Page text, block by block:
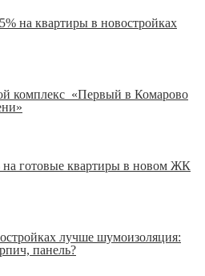
на квартиры в новостройках
комплекс «Первый в Комарово
на готовые квартиры в новом ЖК
лучше шумоизоляция:
панель?